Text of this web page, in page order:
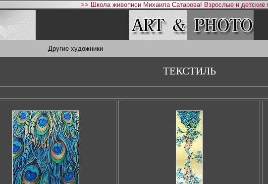
>> Школа живописи Михаила Сатарова! Взрослые и детские
Другие художники
ТЕКСТИЛЬ